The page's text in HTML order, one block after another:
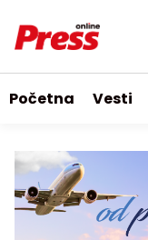
Početna Vesti